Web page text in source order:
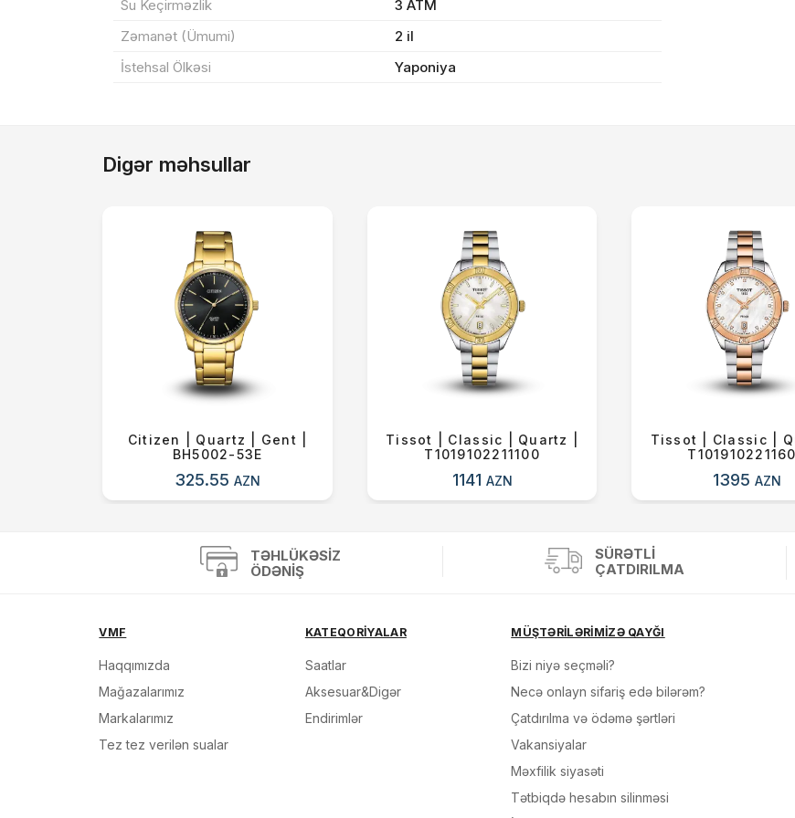
Su Keçirməzlik
3 ATM
Zəmanət (Ümumi)
2 il
İstehsal Ölkəsi
Yaponiya
Digər məhsullar
Citizen | Quartz | Gent |
BH5002-53E
325.55AZN
Tissot | Classic | Quartz |
T1019102211100
1141 AZN
Tissot | Classic |
1395 AZN
TƏHLÜKƏSIZ
ÖDƏNIŞ
SÜRƏTLI
ÇATDIRILMA
VMF
Haqqımızda
Mağazalarımız
Markalarımız
Tez tez verilən sualar
KATEQORİYALAR
Saatlar
Aksesuar&Digər
Endirimlər
MÜŞTƏRİLƏRİMİZƏ QAYĞI
Bizi niyə seçməli?
Necə onlayn sifariş edə bilərəm?
Çatdırılma və ödəmə şərtləri
Vakansiyalar
Məxfilik siyasəti
Tətbiqdə hesabın silinməsi